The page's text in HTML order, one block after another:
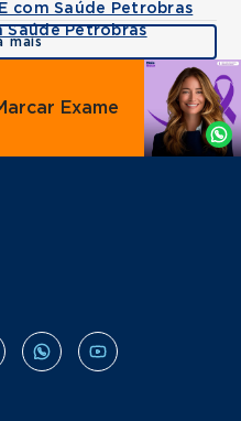
com Saúde Petrobras
Saúde Petrobras
mais
Agende
por
Whatsapp
Exame